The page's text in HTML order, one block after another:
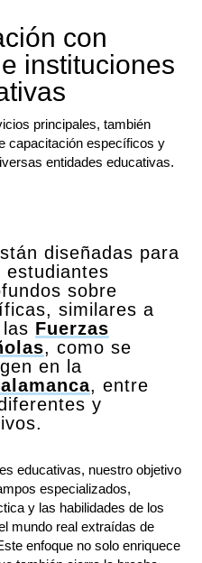
con
instituciones
principales, también
capacitación específicos y
entidades educativas.
diseñadas para
estudiantes
sobre
similares a
Fuerzas
, como se
en la
, entre
y
educativas, nuestro objetivo
especializados,
y las habilidades de los
mundo real extraídas de
enfoque no solo enriquece